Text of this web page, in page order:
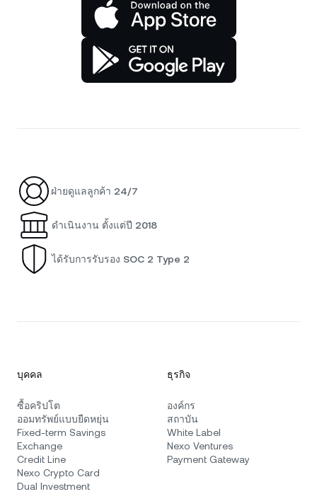
ฝ่ายดูแลลูกค้า 24/7
ดำเนินงาน ตั้งแต่ปี 2018
ได้รับการรับรอง SOC 2 Type 2
บุคคล
ซื้อคริปโต
ออมทรัพย์แบบยืดหยุ่น
Fixed-term Savings
Exchange
Credit Line
Nexo Crypto Card
Dual Investment
ธุรกิจ
องค์กร
สถาบัน
White Label
Nexo Ventures
Payment Gateway